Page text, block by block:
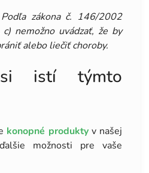
zákona č. 146/2002
nemožno uvádzať, že by
alebo liečiť choroby.
istí týmto
konopné produktyv našej
možnosti pre vaše